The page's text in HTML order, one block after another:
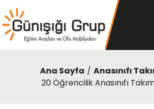
Ana Sayfa
Anasınıfı
20 Öğrencilik Anasınıfı